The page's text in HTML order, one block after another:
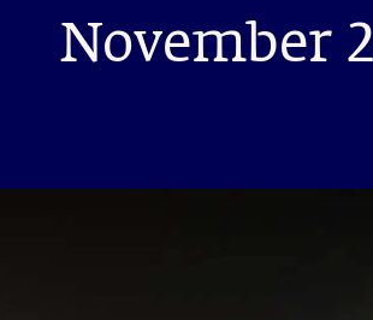
November